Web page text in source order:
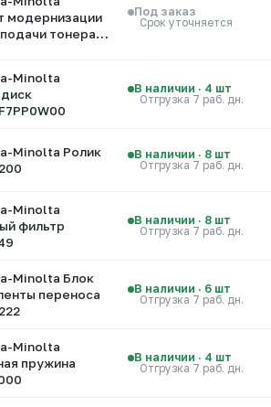
модернизации
тонера
Под заказ
Срок уточняется
Minolta
В наличии · 4 шт
Отгрузка 7 раб. дн.
Minolta Ролик
В наличии · 8 шт
Отгрузка 7 раб. дн.
Minolta
фильтр
В наличии · 8 шт
Отгрузка 7 раб. дн.
Minolta Блок
переноса
В наличии · 6 шт
Отгрузка 7 раб. дн.
Minolta
пружина
В наличии · 4 шт
Отгрузка 7 раб. дн.